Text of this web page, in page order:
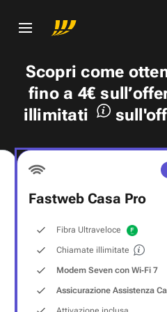
Scopri come
fino a 4€
illimitati
Fastweb Casa Pro
Fibra Ultraveloce
Chiamate illimitate
Modem Seven con Wi‑Fi 7
Assicurazione Assistenza